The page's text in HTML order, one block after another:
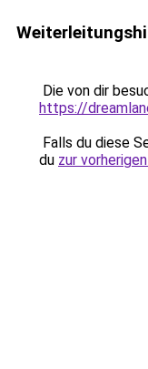
Die von dir
https://
Falls du diese
du zur